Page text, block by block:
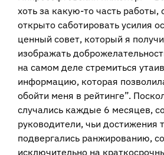
хоть за какую-то часть работы,
открыто саботировать усилия
ценный совет, который я
изображать
на самом деле стремиться
информацию, которая
обойти меня в рейтинге”.
случались каждые 6 месяцев,
руководители, чьи достижения
подвергались ранжированию,
исключительно на